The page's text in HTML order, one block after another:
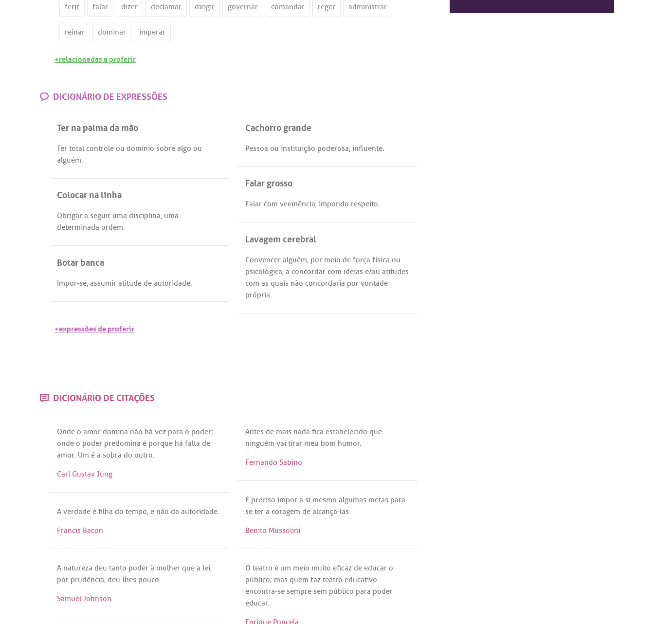
ferir falar dizer declamar dirigir governar comandar reger administrar
reinar dominar imperar
+relacionadas a proferir
DICIONÁRIO DE EXPRESSÕES
Ter na palma da mão
Ter total controle ou domínio sobre algo ou
alguém.
Cachorro grande
Pessoa ou instituição poderosa, influente.
Falar grosso
Falar com veemência, impondo respeito.
Colocar na linha
Obrigar a seguir uma disciplina, uma
determinada ordem.
Lavagem cerebral
Convencer alguém, por meio de força física ou
psicológica, a concordar com ideias e/ou atitudes
com as quais não concordaria por vontade
própria.
Botar banca
Impor-se, assumir atitude de autoridade.
+expressões de proferir
DICIONÁRIO DE CITAÇÕES
Onde o amor domina não há vez para o poder;
onde o poder predomina é porque há falta de
amor. Um é a sobra do outro.
Carl Gustav Jung
Antes de mais nada fica estabelecido que
ninguém vai tirar meu bom humor.
Fernando Sabino
É preciso impor a si mesmo algumas metas para
se ter a coragem de alcançá-las.
Benito Mussolini
A verdade é filha do tempo, e não da autoridade.
Francis Bacon
A natureza deu tanto poder à mulher que a lei,
por prudência, deu-lhes pouco.
Samuel Johnson
O teatro é um meio muito eficaz de educar o
público; mas quem faz teatro educativo
encontra-se sempre sem público para poder
educar.
Enrique Poncela